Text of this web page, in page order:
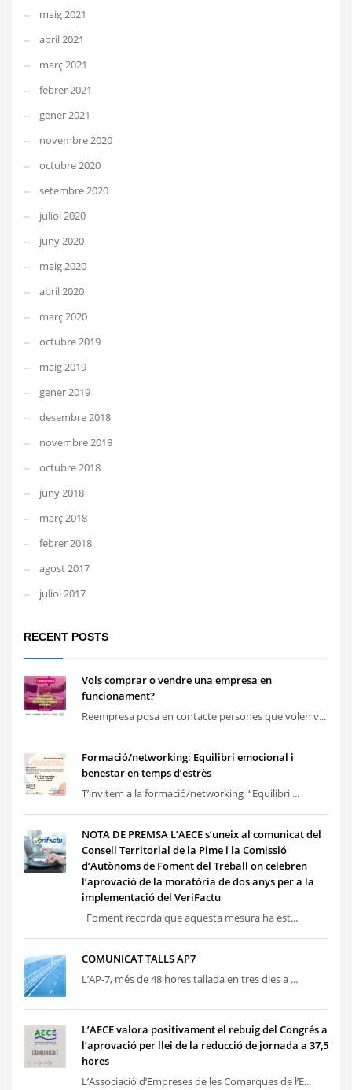
maig 2021
abril 2021
març 2021
febrer 2021
gener 2021
novembre 2020
octubre 2020
setembre 2020
juliol 2020
juny 2020
maig 2020
abril 2020
març 2020
octubre 2019
maig 2019
gener 2019
desembre 2018
novembre 2018
octubre 2018
juny 2018
març 2018
febrer 2018
agost 2017
juliol 2017
RECENT POSTS
Vols comprar o vendre una empresa en
funcionament?
Reempresa posa en contacte persones que volen v...
Formació/networking: Equilibri emocional i
benestar en temps d’estrès
T’invitem a la formació/networking “Equilibri ...
NOTA DE PREMSA L’AECE s’uneix al comunicat del
Consell Territorial de la Pime i la Comissió
d’Autònoms de Foment del Treball on celebren
l’aprovació de la moratòria de dos anys per a la
implementació del VeriFactu
Foment recorda que aquesta mesura ha est...
COMUNICAT TALLS AP7
L’AP-7, més de 48 hores tallada en tres dies a ...
L’AECE valora positivament el rebuig del Congrés a
l’aprovació per llei de la reducció de jornada a 37,5
hores
L’Associació d’Empreses de les Comarques de l’E...